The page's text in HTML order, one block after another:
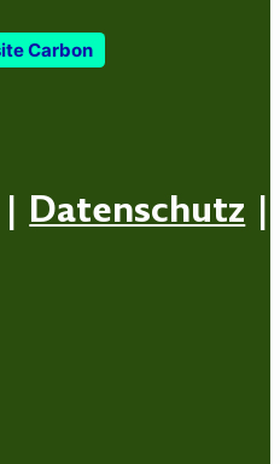
Carbon
| Datenschutz |